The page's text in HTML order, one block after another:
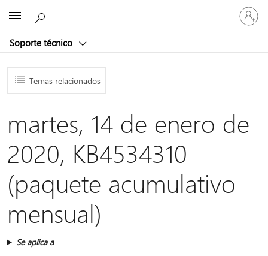
Soporte técnico
Iniciar
sesión
en
cuenta
Temas relacionados
martes, 14 de enero de
2020, KB4534310
(paquete acumulativo
mensual)
Se aplica a